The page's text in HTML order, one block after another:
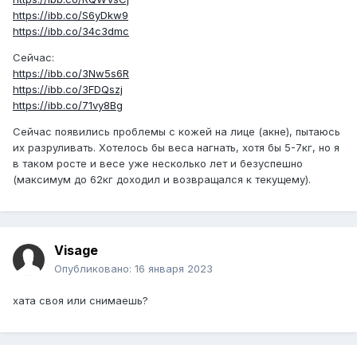
https://ibb.co/S6yDkw9
https://ibb.co/34c3dmc
Сейчас:
https://ibb.co/3Nw5s6R
https://ibb.co/3FDQszj
https://ibb.co/71vy8Bg
Сейчас появились проблемы с кожей на лице (акне), пытаюсь
их разруливать. Хотелось бы веса нагнать, хотя бы 5-7кг, но я
в таком росте и весе уже несколько лет и безуспешно
(максимум до 62кг доходил и возвращался к текущему).
Visage
Опубликовано: 16 января 2023
хата своя или снимаешь?